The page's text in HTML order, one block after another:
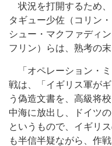
状況を打開するため
タギュー少佐（コリン
シュー・マクファディ
フリン）らは、熟考の
「オペレーション・
戦は、「イギリス軍が
う偽造文書を、高級将
中海に放出し、ドイツ
というもので、イギリ
も半信半疑ながら、作戦